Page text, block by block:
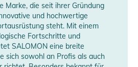
und Scheibe nicht verrutschen,
ist.
SIGMA: Diese Skibrille wird mit
unterschiedlicher Tönung geliefert,
Herstellerangaben
anzeigen
Marke, die seit ihrer Gründung
und hochwertige
steht. Mit einem
Fortschritte und
SALOMON eine breite
sich sowohl an Profis als auch